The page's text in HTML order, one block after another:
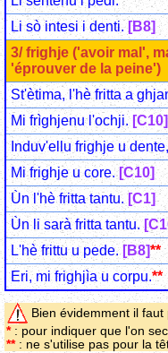
Li sò intesi i denti. [B8]
3/ frighje ('avoir mal',
'éprouver de la peine')
St'ètima, l'hè fritta a
Mi frìghjenu l'ochji. [C10]
Induv'ellu frighje u
Mi frighje u core.[C10]
Ùn l'hè fritta tantu. [C1]
Ùn li sarà fritta tantu.
L'hè frittu u pede.[B8]**
Eri, mi frighjìa u corpu.**
Bien évidemment il
*: pour indiquer que l'on
**: ne s'utilise pas pour la